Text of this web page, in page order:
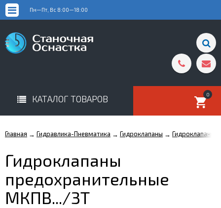
Пн—Пт, Вс 8:00—18:00
КАТАЛОГ ТОВАРОВ 0
Главная → Гидравлика-Пневматика → Гидроклапаны → Гидроклапаны
Гидроклапаны
предохранительные
МКПВ.../3Т